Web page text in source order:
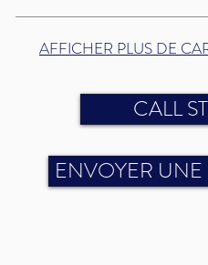
AFFICHER PLUS DE
CALL
ENVOYER